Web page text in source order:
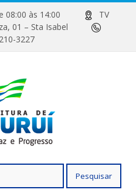
08:00 às 14:00
TV
01 – Sta Isabel
3227